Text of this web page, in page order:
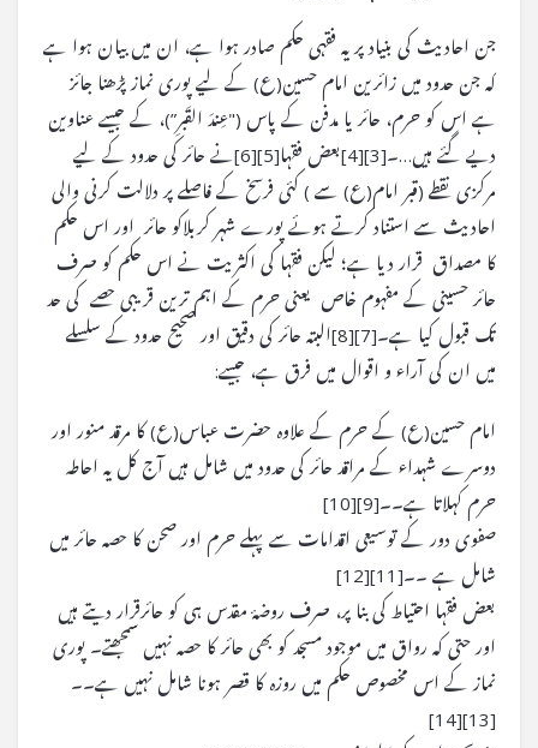
جن احادیث کی بنیاد پر یہ فقہی حکم صادر ہوا ہے، ان میں بیان ہوا ہے
کہ جن حدود میں زائرین امام حسین(ع) کے لیے پوری نماز پڑھنا جائز
ہے اس کو حرم، حائر یا مدفن کے پاس ("عِندَ القَبرِ”)، کے جیسے عناوین
دیے گئے ہیں…۔[3][4]بعض فقہا[5][6]نے حائر کی حدود کے لیے
مرکزی نقطے (قبر امام(ع) سے ) کئی فرسخ کے فاصلے پر دلالت کرنی والی
احادیث سے استناد کرتے ہوئے پورے شہر کربلاکو حائر ـ اور اس حکم
کا مصداق ـ قرار دیا ہے؛ لیکن فقہا کی اکثریت نے اس حکم کو صرف
حائر حسینی کے مفہوم خاص ـ یعنی حرم کے اہم ترین قریبی حصے ـ کی حد
تک قبول کیا ہے۔[7][8]البتہ حائر کی دقیق اور صحیح حدود کے سلسلے
میں ان کی آراء و اقوال میں فرق ہے، جیسے:
امام حسین(ع) کے حرم کے علاوہ حضرت عباس(ع) کا مرقد منور اور
دوسرے شہداء کے مراقد حائر کی حدود میں شامل ہیں آج کل یہ احاطہ
حرم کہلاتا ہے۔۔[9][10]
صفوی دور کے توسیعی اقدامات سے پہلے حرم اور صحن کا حصہ حائر میں
شامل ہے ۔۔[11][12]
بعض فقہا احتیاط کی بنا پر، صرف روضۂ مقدس ہی کو حائرقرار دیتے ہیں
اور حتی کہ رواق میں موجود مسجد کو بھی حائر کا حصہ نہیں سمجھتے۔ پوری
نماز کے اس مخصوص حکم میں روزہ کا قصر ہونا شامل نہیں ہے۔۔
[13][14]